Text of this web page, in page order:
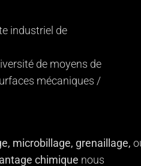
industriel de
de moyens de
mécaniques /
microbillage, grenaillage,
chimique nous